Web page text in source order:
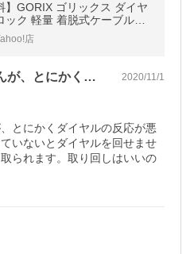
】GORIX ゴリックス ダイヤ
ック 軽量 着脱式ケーブルロ
GX-647
店
耐久性は問題ありませんが、とにかくダイ… 2020/11/1
とにかくダイヤルの反応が悪
いないとダイヤルを回せませ
られます。取り回しはいいの